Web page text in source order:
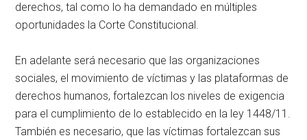
derechos, tal como lo ha demandado en múltiples
oportunidades la Corte Constitucional.
En adelante será necesario que las organizaciones
sociales, el movimiento de víctimas y las plataformas de
derechos humanos, fortalezcan los niveles de exigencia
para el cumplimiento de lo establecido en la ley 1448/11.
También es necesario, que las víctimas fortalezcan sus